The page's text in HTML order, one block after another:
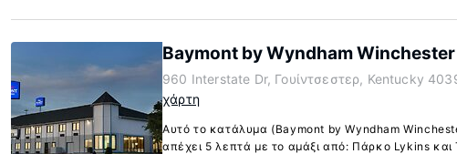
Baymont by Wyndham Winchester
960 Interstate Dr, Γουίντσεστερ, Kentucky
χάρτη
Αυτό το κατάλυμα (Baymont by Wyndham
απέχει 5 λεπτά με το αμάξι από: Πάρκο Lykins και